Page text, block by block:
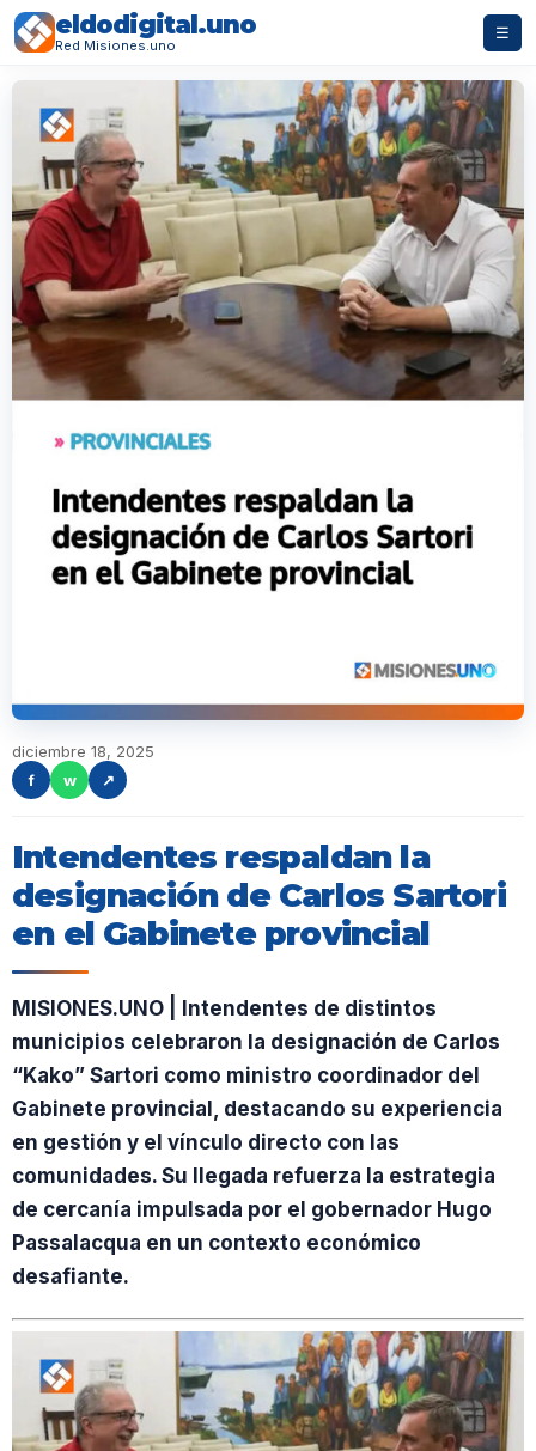
eldodigital.uno
Red Misiones.uno
☰
diciembre 18, 2025
f
w ↗
Intendentes respaldan la
designación de Carlos Sartori
en el Gabinete provincial
MISIONES.UNO | Intendentes de distintos
municipios celebraron la designación de Carlos
“Kako” Sartori como ministro coordinador del
Gabinete provincial, destacando su experiencia
en gestión y el vínculo directo con las
comunidades. Su llegada refuerza la estrategia
de cercanía impulsada por el gobernador Hugo
Passalacqua en un contexto económico
desafiante.